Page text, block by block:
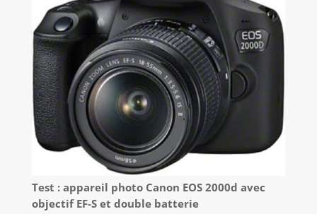
Test : appareil photo Canon EOS 2000d avec
objectif EF-S et double batterie